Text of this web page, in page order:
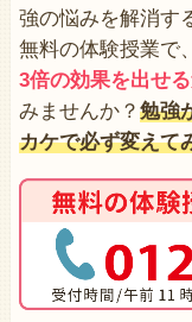
強の悩みを解消す
無料の体験授業で、
3倍の効果を出せる
みませんか？ 勉強
カケで必ず変えて